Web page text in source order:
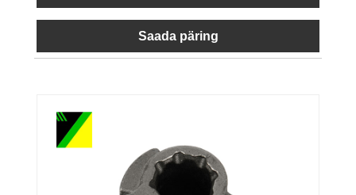
Saada päring